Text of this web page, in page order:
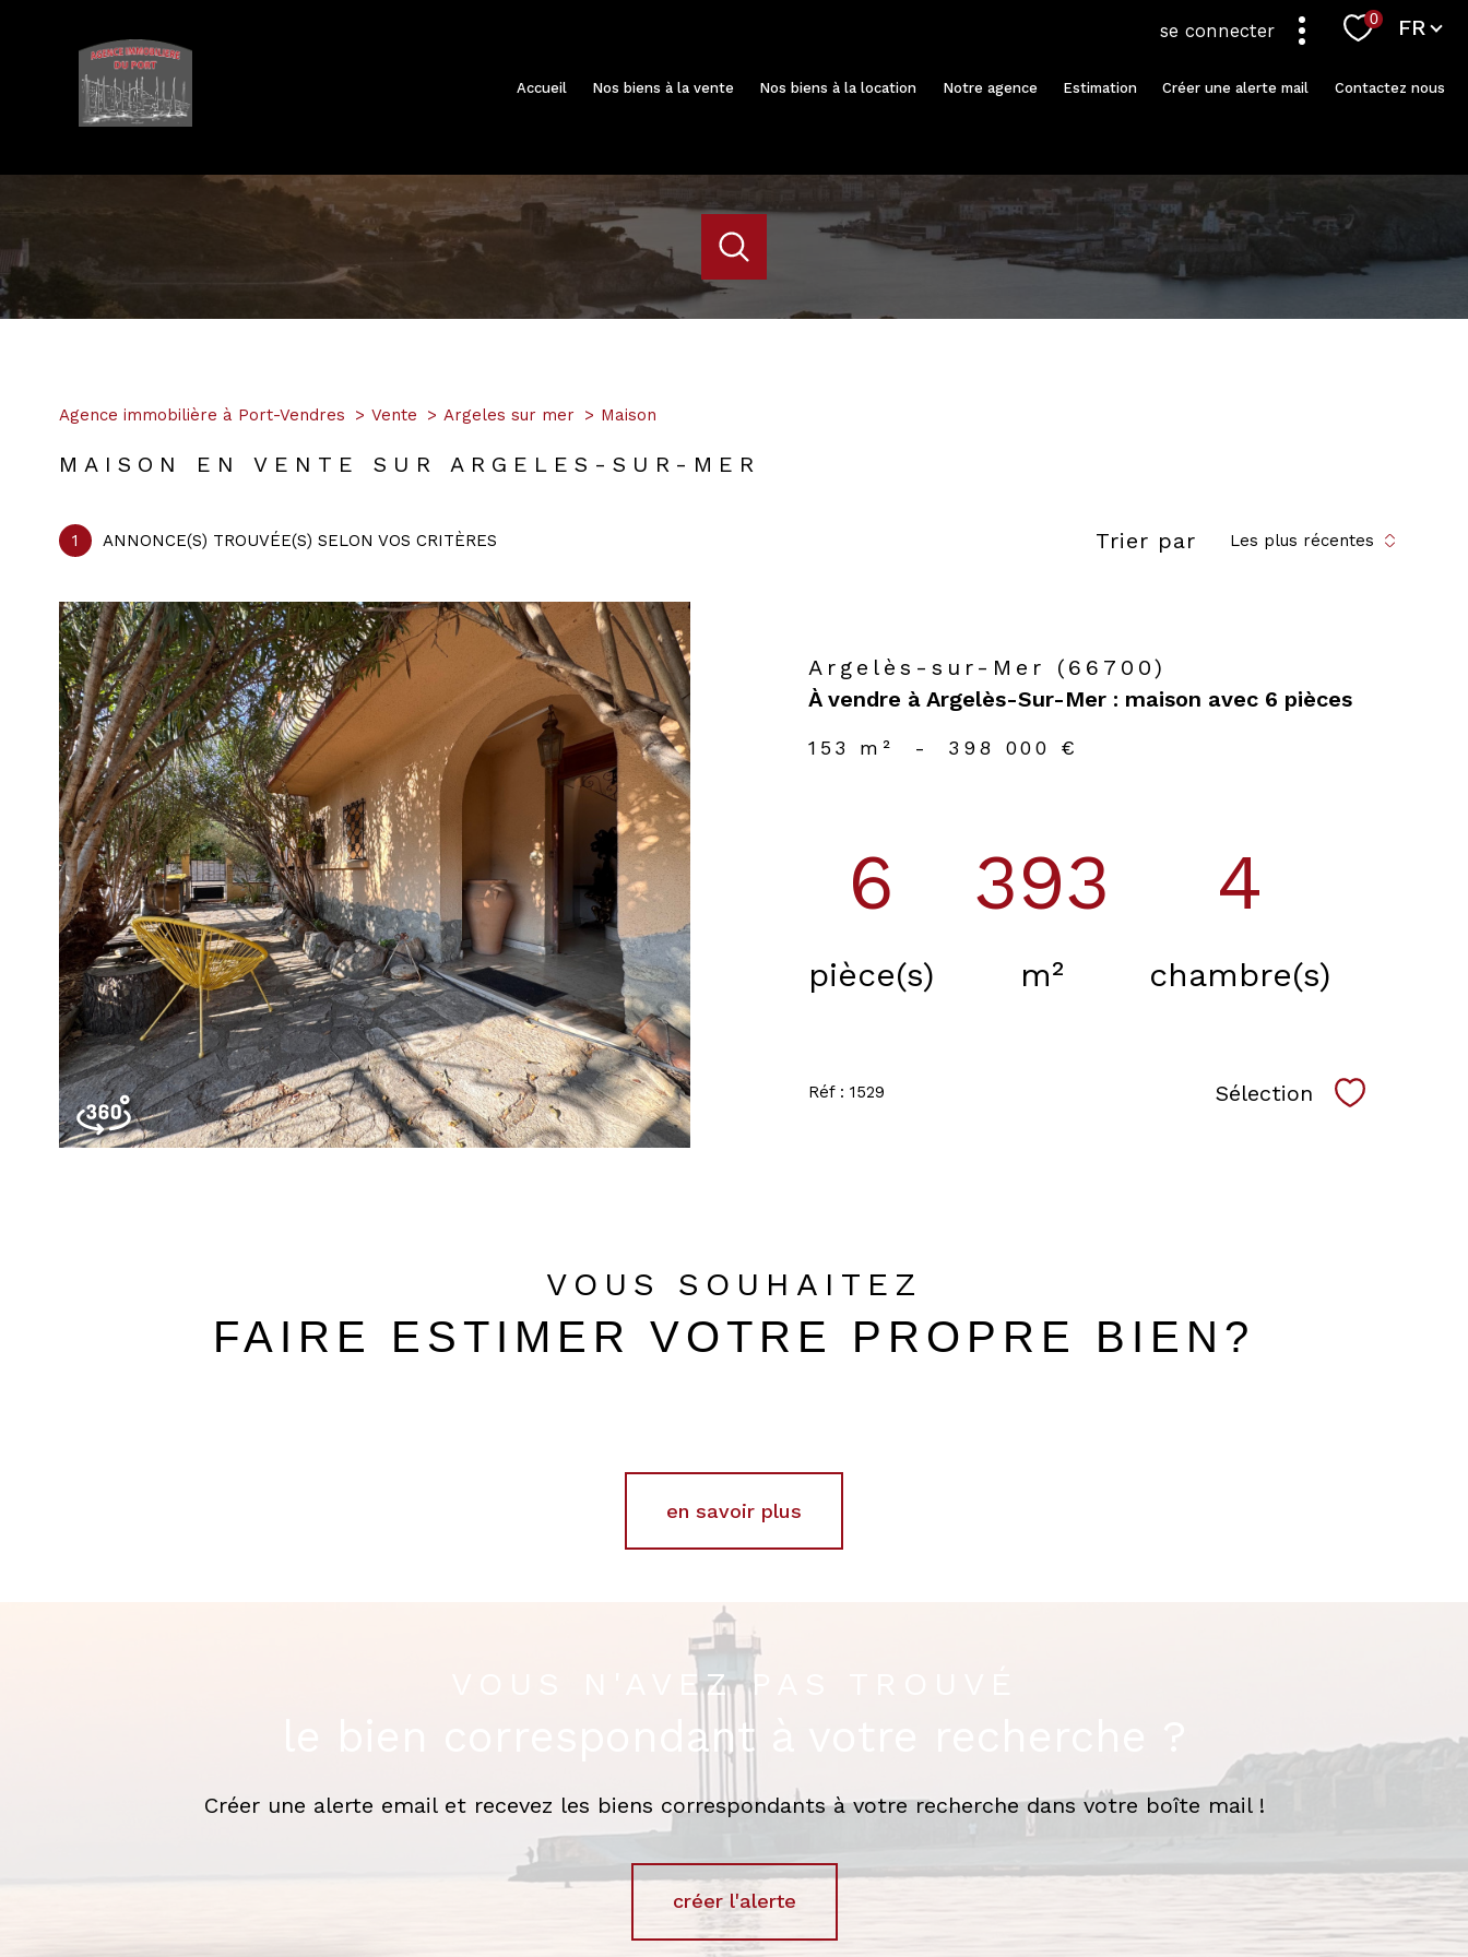
se connecter
0 FR
Accueil Nos biens à la vente Nos biens à la location Notre agence Estimation Créer une alerte mail Contactez nous
louer
Agence immobilière à Port-Vendres Vente Argeles sur mer Maison
MAISON EN VENTE SUR ARGELES-SUR-MER
1 ANNONCE(S) TROUVÉE(S) SELON VOS CRITÈRES Trier par Les plus récentes
voir le
bien
Argelès-sur-Mer (66700)
À vendre à Argelès-Sur-Mer : maison avec 6 pièces
153 m² - 398 000 €
6
pièce(s)
393
m²
4
chambre(s)
Réf : 1529 Sélection
VOUS SOUHAITEZ
FAIRE ESTIMER VOTRE PROPRE BIEN?
en savoir plus
VOUS N'AVEZ PAS TROUVÉ
le bien correspondant à votre recherche ?
Créer une alerte email et recevez les biens correspondants à votre recherche dans votre boîte mail !
créer l'alerte